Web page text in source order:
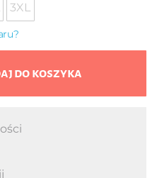
3XL
do koszyka